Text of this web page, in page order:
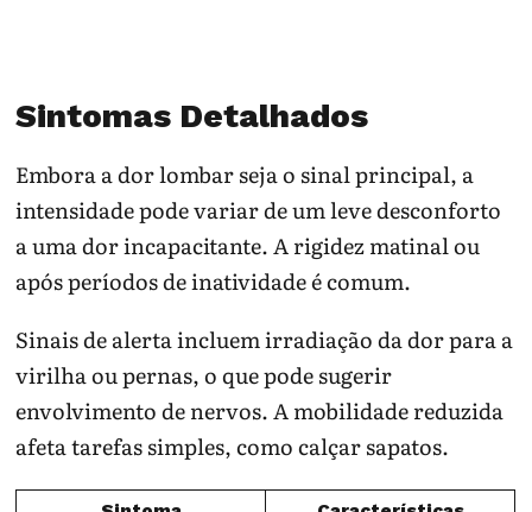
Sintomas Detalhados
Embora a dor lombar seja o sinal principal, a
intensidade pode variar de um leve desconforto
a uma dor incapacitante. A rigidez matinal ou
após períodos de inatividade é comum.
Sinais de alerta incluem irradiação da dor para a
virilha ou pernas, o que pode sugerir
envolvimento de nervos. A mobilidade reduzida
afeta tarefas simples, como calçar sapatos.